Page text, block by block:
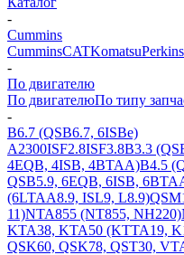
-
Cummins
CumminsCATKomatsuPerkins
-
По двигателю
По двигателюПо типу
-
B6.7 (QSB6.7, 6ISBe)
A2300ISF2.8ISF3.8B3.3
4EQB, 4ISB, 4BTAA)B4.5
QSB5.9, 6EQB, 6ISB,
(6LTAA8.9, ISL9, L8.9)
11)NTA855 (NT855, NH220)
KTA38, KTA50 (KTTA19,
QSK60, QSK78, QST30,